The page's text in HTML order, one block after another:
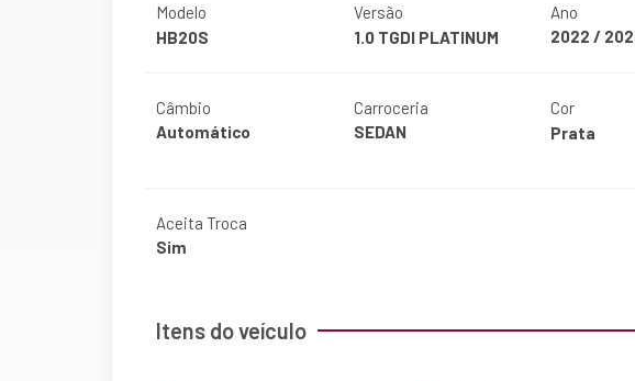
Modelo
HB20S
Versão
1.0 TGDI PLATINUM
Ano
2022 /
Câmbio
Automático
Carroceria
SEDAN
Cor
Prata
Aceita Troca
Sim
Itens do veículo